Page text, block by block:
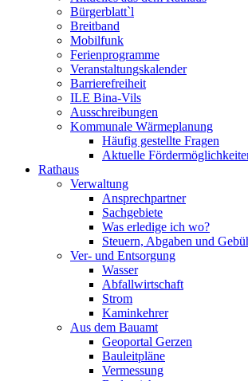
Bürgerblatt`l
Breitband
Mobilfunk
Ferienprogramme
Veranstaltungskalender
Barrierefreiheit
ILE Bina-Vils
Ausschreibungen
Kommunale Wärmeplanung
Häufig gestellte Fragen
Aktuelle
Rathaus
Verwaltung
Ansprechpartner
Sachgebiete
Was erledige ich wo?
Steuern, Abgaben und
Ver- und Entsorgung
Wasser
Abfallwirtschaft
Strom
Kaminkehrer
Aus dem Bauamt
Geoportal Gerzen
Bauleitpläne
Vermessung